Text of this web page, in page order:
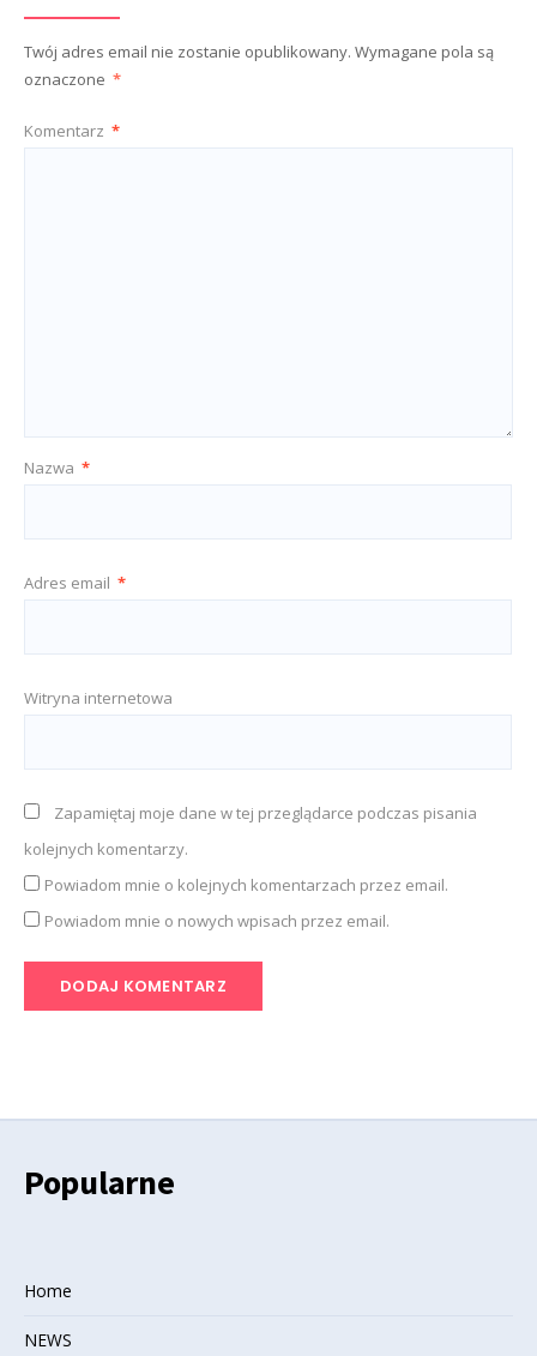
Twój adres email nie zostanie opublikowany. Wymagane pola są
oznaczone *
Komentarz *
Nazwa *
Adres email *
Witryna internetowa
Zapamiętaj moje dane w tej przeglądarce podczas pisania
kolejnych komentarzy.
Powiadom mnie o kolejnych komentarzach przez email.
Powiadom mnie o nowych wpisach przez email.
Popularne
Home
NEWS